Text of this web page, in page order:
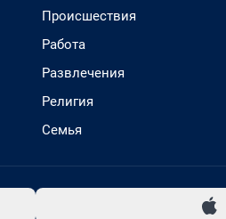
Происшествия
Работа
Развлечения
Религия
Семья